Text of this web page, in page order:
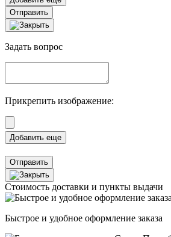
Отправить
Задать вопрос
Прикрепить изображение:
Отправить
Стоимость доставки и пункты выдачи
Быстрое и удобное оформление заказа